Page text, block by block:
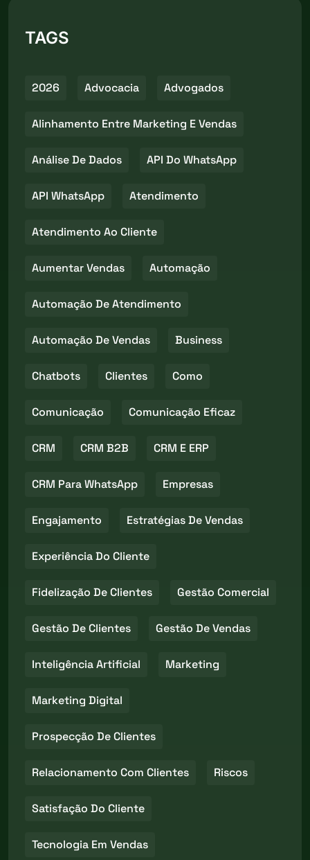
TAGS
2026 Advocacia Advogados
Alinhamento Entre Marketing E Vendas
Análise De Dados API Do WhatsApp
API WhatsApp Atendimento
Atendimento Ao Cliente
Aumentar Vendas Automação
Automação De Atendimento
Automação De Vendas Business
Chatbots Clientes Como
Comunicação Comunicação Eficaz
CRM CRM B2B CRM E ERP
CRM Para WhatsApp Empresas
Engajamento Estratégias De Vendas
Experiência Do Cliente
Fidelização De Clientes Gestão Comercial
Gestão De Clientes Gestão De Vendas
Inteligência Artificial Marketing
Marketing Digital
Prospecção De Clientes
Relacionamento Com Clientes Riscos
Satisfação Do Cliente
Tecnologia Em Vendas